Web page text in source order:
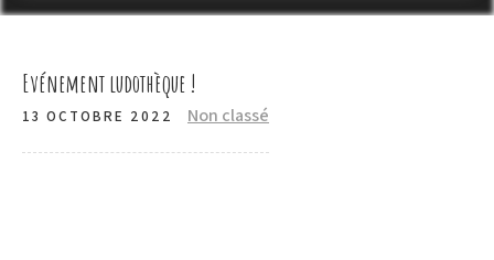
Evénement ludothèque !
13 OCTOBRE 2022 Non classé